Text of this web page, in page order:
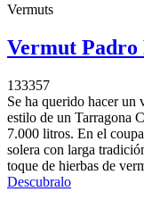
Vermuts
Vermut Padro
133357
Se ha querido hacer
estilo de un Tarragona
7.000 litros. En el
solera con larga
toque de hierbas de
Descubralo